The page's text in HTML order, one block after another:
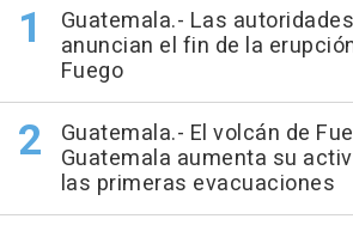
Guatemala.- Las
anuncian el fin de la
Fuego
Guatemala.- El volcán de
Guatemala aumenta su
las primeras evacuaciones